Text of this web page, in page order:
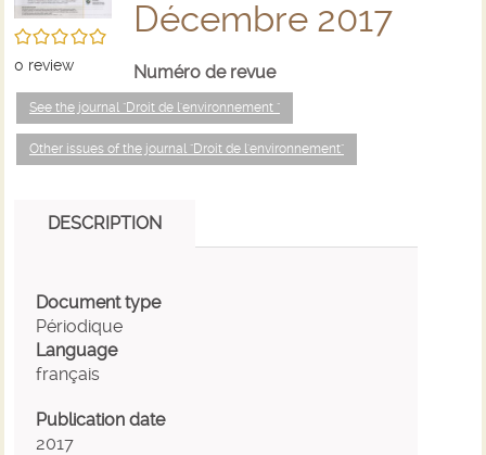
/5
0 review
Décembre 2017
Numéro de revue
See the journal "Droit de l'environnement "
Other issues of the journal "Droit de l'environnement"
DESCRIPTION
Document type
Périodique
Language
français
Publication date
2017